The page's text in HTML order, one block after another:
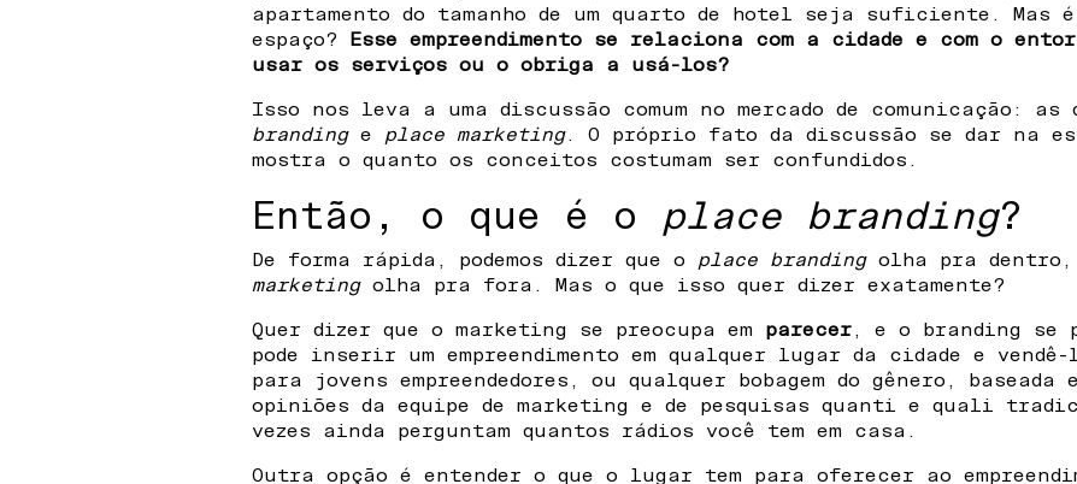
apartamento do tamanho de um quarto de hotel seja suficiente. Mas é
espaço? Esse empreendimento se relaciona com a cidade e com o
usar os serviços ou o obriga a usá-los?
Isso nos leva a uma discussão comum no mercado de comunicação:
brandinge place marketing. O próprio fato da discussão se dar na
mostra o quanto os conceitos costumam ser confundidos.
Então, o que é o place branding?
De forma rápida, podemos dizer que o place brandingolha pra dentro,
marketingolha pra fora. Mas o que isso quer dizer exatamente?
Quer dizer que o marketing se preocupa em parecer , e o branding se
pode inserir um empreendimento em qualquer lugar da cidade e vendê-
para jovens empreendedores, ou qualquer bobagem do gênero, baseada
opiniões da equipe de marketing e de pesquisas quanti e quali
vezes ainda perguntam quantos rádios você tem em casa.
Outra opção é entender o que o lugar tem para oferecer ao